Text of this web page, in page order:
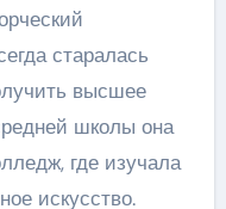
старалась
высшее
школы она
где изучала
искусство.